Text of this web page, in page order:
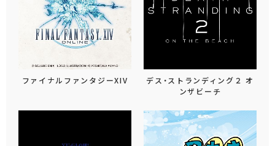
ファイナルファンタジーXIV
デス・ストランディング２ オ
ンザビーチ